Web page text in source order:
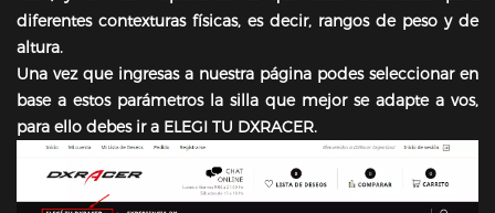
diferentes contexturas físicas, es decir, rangos de peso y de
altura.
Una vez que ingresas a nuestra página podes seleccionar en
base a estos parámetros la silla que mejor se adapte a vos,
para ello debes ir a ELEGI TU DXRACER.